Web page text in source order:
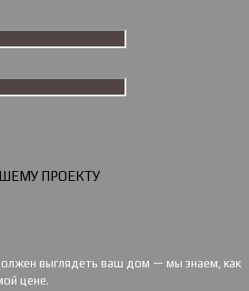
ПРОЕКТУ
выглядеть ваш дом — мы знаем, как
цене.